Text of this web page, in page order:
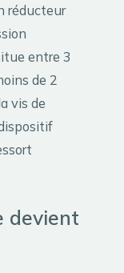
réducteur
entre 3
de 2
vis de
devient